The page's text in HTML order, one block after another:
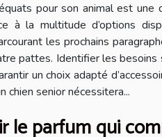
pour son animal est
à la multitude d’options
les prochains
pattes. Identifier les
un choix adapté
chien senior nécessitera...
le parfum qui